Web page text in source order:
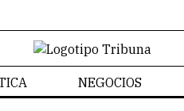
NEGOCIOS